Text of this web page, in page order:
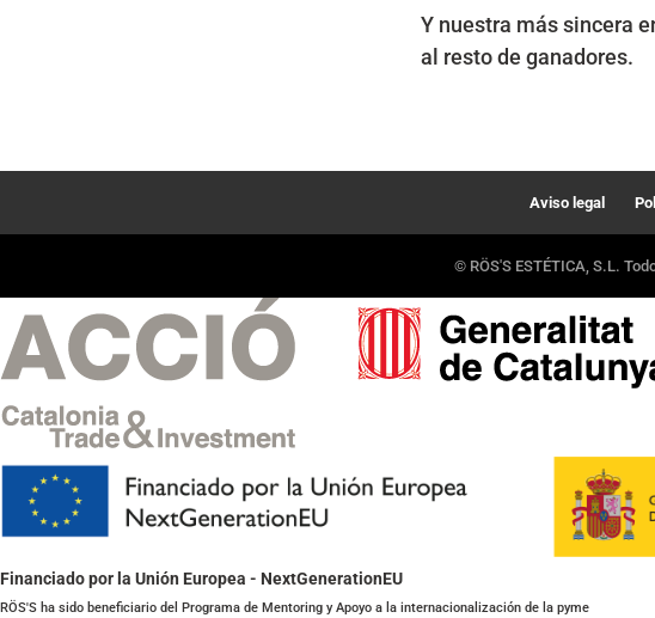
Y nuestra más sincera
al resto de ganadores.
Aviso legal
© RÖS'S ESTÉTICA, S.L.
Financiado por la Unión Europea - NextGenerationEU
RÖS'S ha sido beneficiario del Programa de Mentoring y Apoyo a la internacionalización de la pyme